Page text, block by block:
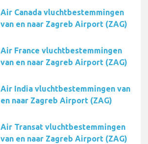
Air Canada vluchtbestemmingen
van en naar Zagreb Airport (ZAG)
Air France vluchtbestemmingen
van en naar Zagreb Airport (ZAG)
Air India vluchtbestemmingen van
en naar Zagreb Airport (ZAG)
Air Transat vluchtbestemmingen
van en naar Zagreb Airport (ZAG)